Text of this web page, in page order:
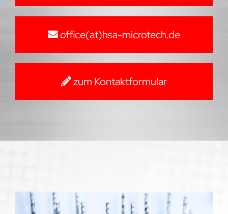
office(at)hsa-microtech.de
zum Kontaktformular